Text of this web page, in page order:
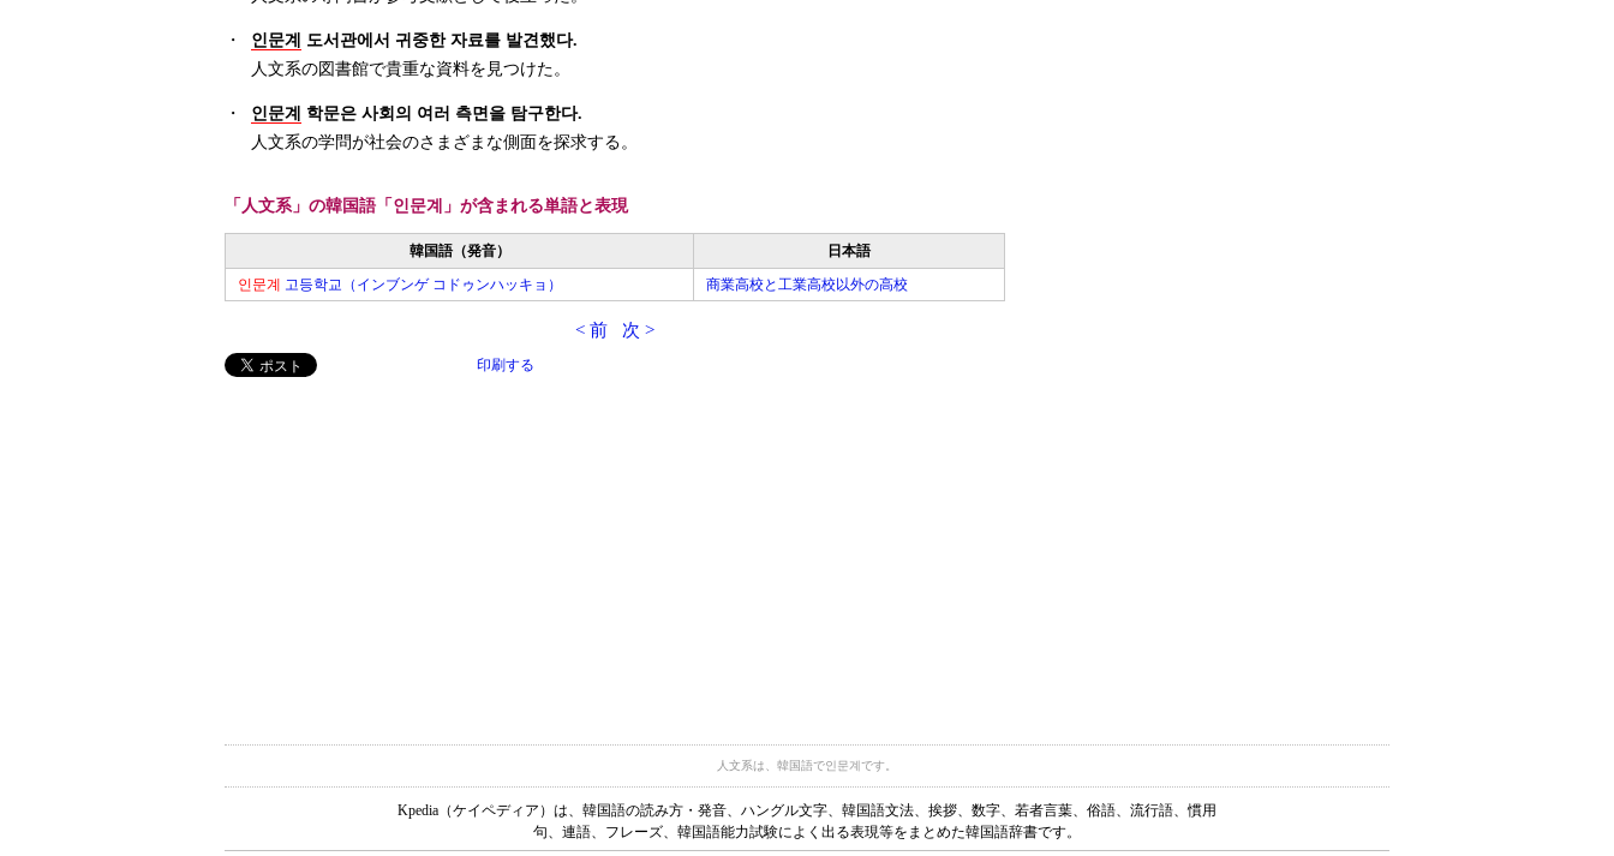
・ 인문계
도서관에서 귀중한 자료를 발견했다.
人文系の図書館で貴重な資料を見つけた。
・ 인문계
학문은 사회의 여러 측면을 탐구한다.
人文系の学問が社会のさまざまな側面を探求する。
「人文系」の韓国語「인문계」が含まれる単語と表現
韓国語（発音）
日本語
인문계 고등학교（インブンゲ コドゥンハッキョ） 商業高校と工業高校以外の高校
< 前 次 >
印刷する
人文系は、韓国語で인문계です。
Kpedia（ケイペディア）は、韓国語の読み方・発音、ハングル文字、韓国語文法、挨拶、数字、若者言葉、俗語、流行語、慣用
句、連語、フレーズ、韓国語能力試験によく出る表現等をまとめた韓国語辞書です。